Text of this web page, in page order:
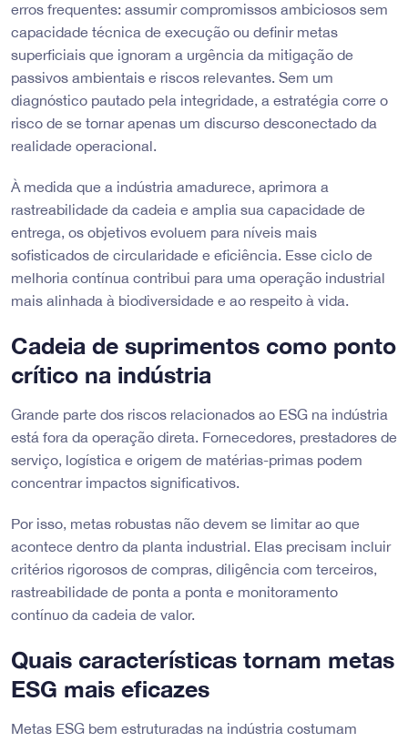
erros frequentes: assumir compromissos ambiciosos sem
capacidade técnica de execução ou definir metas
superficiais que ignoram a urgência da mitigação de
passivos ambientais e riscos relevantes. Sem um
diagnóstico pautado pela integridade, a estratégia corre o
risco de se tornar apenas um discurso desconectado da
realidade operacional.
À medida que a indústria amadurece, aprimora a
rastreabilidade da cadeia e amplia sua capacidade de
entrega, os objetivos evoluem para níveis mais
sofisticados de circularidade e eficiência. Esse ciclo de
melhoria contínua contribui para uma operação industrial
mais alinhada à biodiversidade e ao respeito à vida.
Cadeia de suprimentos como ponto
crítico na indústria
Grande parte dos riscos relacionados ao ESG na indústria
está fora da operação direta. Fornecedores, prestadores de
serviço, logística e origem de matérias-primas podem
concentrar impactos significativos.
Por isso, metas robustas não devem se limitar ao que
acontece dentro da planta industrial. Elas precisam incluir
critérios rigorosos de compras, diligência com terceiros,
rastreabilidade de ponta a ponta e monitoramento
contínuo da cadeia de valor.
Quais características tornam metas
ESG mais eficazes
Metas ESG bem estruturadas na indústria costumam